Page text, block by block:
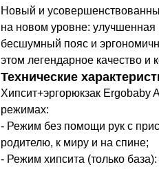
Новый и
на новом уровне:
бесшумный пояс и
этом легендарное качество и
Технические
Хипсит+эргорюкзак Ergobaby
режимах:
- Режим без помощи рук с
родителю, к миру и на спине;
- Режим хипсита (только